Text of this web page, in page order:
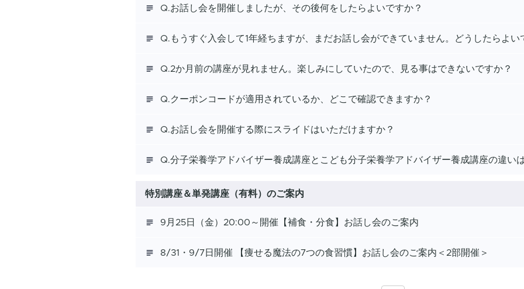
Q.お話し会を開催しましたが、その後何をしたらよいですか？
Q.もうすぐ入会して1年経ちますが、まだお話し会ができていません。どうしたらよい
Q.2か月前の講座が見れません。楽しみにしていたので、見る事はできないですか？
Q.クーポンコードが適用されているか、どこで確認できますか？
Q.お話し会を開催する際にスライドはいただけますか？
Q.分子栄養学アドバイザー養成講座とこども分子栄養学アドバイザー養成講座の違い
特別講座＆単発講座（有料）のご案内
9月25日（金）20:00～開催【補食・分食】お話し会のご案内
8/31・9/7日開催 【痩せる魔法の7つの食習慣】お話し会のご案内＜2部開催＞